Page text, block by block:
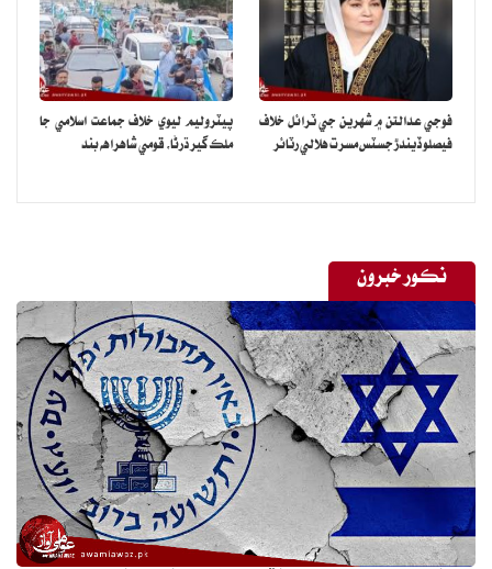
فوجي عدالتن ۾ شهرين جي ٽرائل خلاف
فيصلو ڏيندڙ جسٽس مسرت هلالي رٽائر
پيٽروليم ليوي خلاف جماعت اسلامي جا
ملڪ گير ڌرڻا، قومي شاهراهه بند
نڪور خبرون